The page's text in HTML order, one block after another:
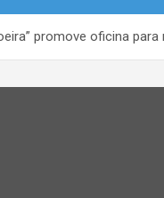
promove oficina para